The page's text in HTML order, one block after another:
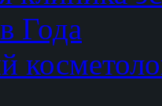
Года